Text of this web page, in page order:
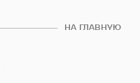
НА ГЛАВНУЮ